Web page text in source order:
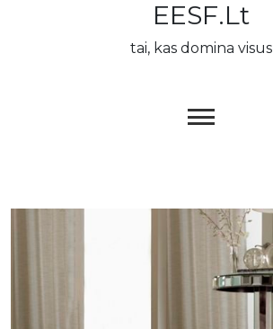
EESF.lt
tai, kas domina visus